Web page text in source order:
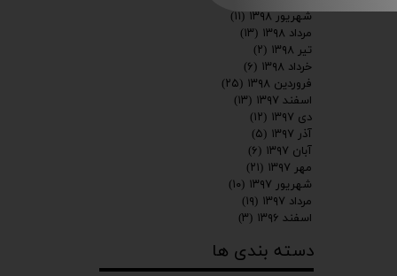
دسته بندی ها
شهریور ۱۳۹۸
(۱۱)
مرداد ۱۳۹۸
(۱۳)
تیر ۱۳۹۸
(۲)
خرداد ۱۳۹۸
(۶)
فروردین ۱۳۹۸
(۲۵)
اسفند ۱۳۹۷
(۱۳)
دی ۱۳۹۷
(۱۲)
آذر ۱۳۹۷
(۵)
آبان ۱۳۹۷
(۶)
مهر ۱۳۹۷
(۲۱)
شهریور ۱۳۹۷
(۱۰)
مرداد ۱۳۹۷
(۱۹)
اسفند ۱۳۹۶
(۳)